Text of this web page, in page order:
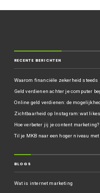
RECENTE BERICHTEN
Waarom financiële zekerheid
Geld verdienen achter je computer
Online geld verdienen: de
Zichtbaarheid op Instagram: wat
Hoe verbeter jij je content marketing?
Til je MKB naar een hoger niveau
BLOGS
Wat is internet marketing